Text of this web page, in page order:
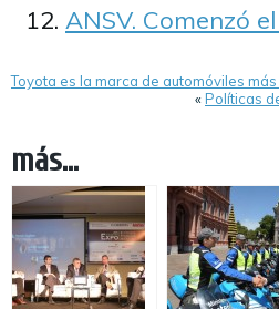
ANSV. Comenzó
Toyota es la marca de automóviles
«Políticas
más...